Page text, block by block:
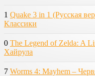
1 Quake 3 in 1 (Русская
Классики
0 The Legend of Zelda: A
Хайрула
7 Worms 4: Mayhem –